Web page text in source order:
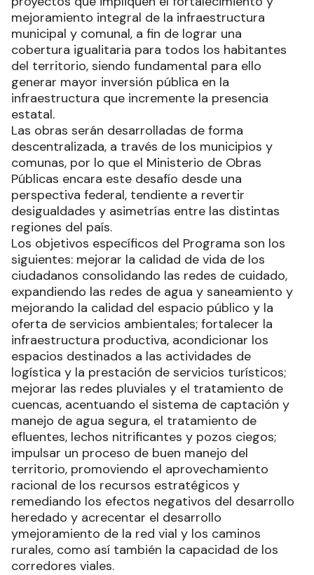
mejoramiento integral de la infraestructura
municipal y comunal, a fin de lograr una
cobertura igualitaria para todos los habitantes
del territorio, siendo fundamental para ello
generar mayor inversión pública en la
infraestructura que incremente la presencia
estatal.
Las obras serán desarrolladas de forma
descentralizada, a través de los municipios y
comunas, por lo que el Ministerio de Obras
Públicas encara este desafío desde una
perspectiva federal, tendiente a revertir
desigualdades y asimetrías entre las distintas
regiones del país.
Los objetivos específicos del Programa son los
siguientes: mejorar la calidad de vida de los
ciudadanos consolidando las redes de cuidado,
expandiendo las redes de agua y saneamiento y
mejorando la calidad del espacio público y la
oferta de servicios ambientales; fortalecer la
infraestructura productiva, acondicionar los
espacios destinados a las actividades de
logística y la prestación de servicios turísticos;
mejorar las redes pluviales y el tratamiento de
cuencas, acentuando el sistema de captación y
manejo de agua segura, el tratamiento de
efluentes, lechos nitrificantes y pozos ciegos;
impulsar un proceso de buen manejo del
territorio, promoviendo el aprovechamiento
racional de los recursos estratégicos y
remediando los efectos negativos del desarrollo
heredado y acrecentar el desarrollo
ymejoramiento de la red vial y los caminos
rurales, como así también la capacidad de los
corredores viales.